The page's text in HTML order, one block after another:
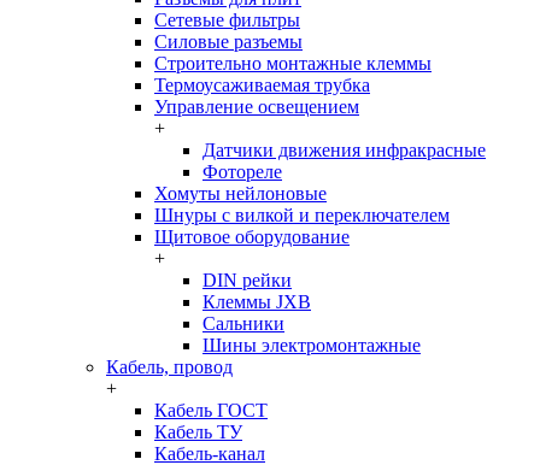
Сетевые фильтры
Силовые разъемы
Строительно монтажные клеммы
Термоусаживаемая трубка
Управление освещением
+
Датчики движения инфракрасные
Фотореле
Хомуты нейлоновые
Шнуры с вилкой и переключателем
Щитовое оборудование
+
DIN рейки
Клеммы JXB
Сальники
Шины электромонтажные
Кабель, провод
+
Кабель ГОСТ
Кабель ТУ
Кабель-канал